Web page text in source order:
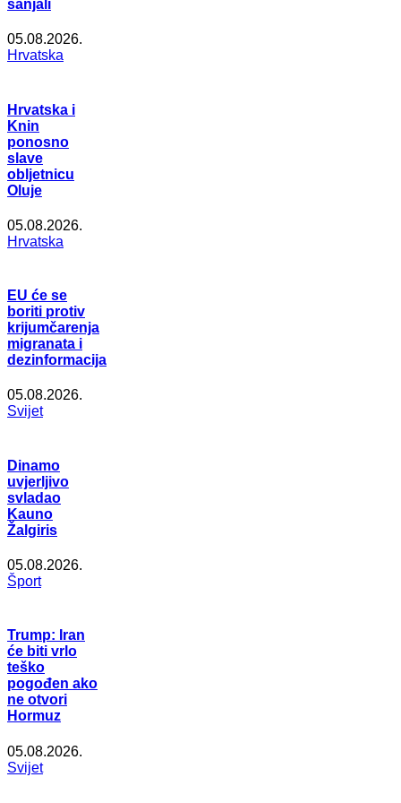
sanjali
05.08.2026.
Hrvatska
Hrvatska i
Knin
ponosno
slave
obljetnicu
Oluje
05.08.2026.
Hrvatska
EU će se
boriti protiv
krijumčarenja
migranata i
dezinformacija
05.08.2026.
Svijet
Dinamo
uvjerljivo
svladao
Kauno
Žalgiris
05.08.2026.
Šport
Trump: Iran
će biti vrlo
teško
pogođen ako
ne otvori
Hormuz
05.08.2026.
Svijet